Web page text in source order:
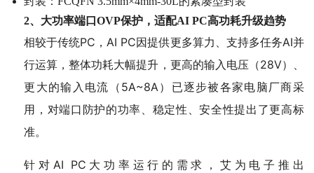
2、 大功率端口OVP保护，适配AI PC高功耗升级趋势
相较于传统PC，AI PC因提供更多算力、支持多任务AI并
行运算，整体功耗大幅提升，更高的输入电压（28V）、
更大的输入电流（5A~8A）已逐步被各家电脑厂商采
用，对端口防护的功率、稳定性、安全性提出了更高标
准。
针对AI PC大功率运行的需求，艾为电子推出